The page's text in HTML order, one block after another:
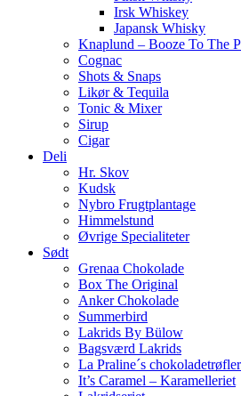
Irsk Whiskey
Japansk Whisky
Knaplund – Booze To The
Cognac
Shots & Snaps
Likør & Tequila
Tonic & Mixer
Sirup
Cigar
Deli
Hr. Skov
Kudsk
Nybro Frugtplantage
Himmelstund
Øvrige Specialiteter
Sødt
Grenaa Chokolade
Box The Original
Anker Chokolade
Summerbird
Lakrids By Bülow
Bagsværd Lakrids
La Praline´s chokoladetrøfler
It’s Caramel – Karamelleriet